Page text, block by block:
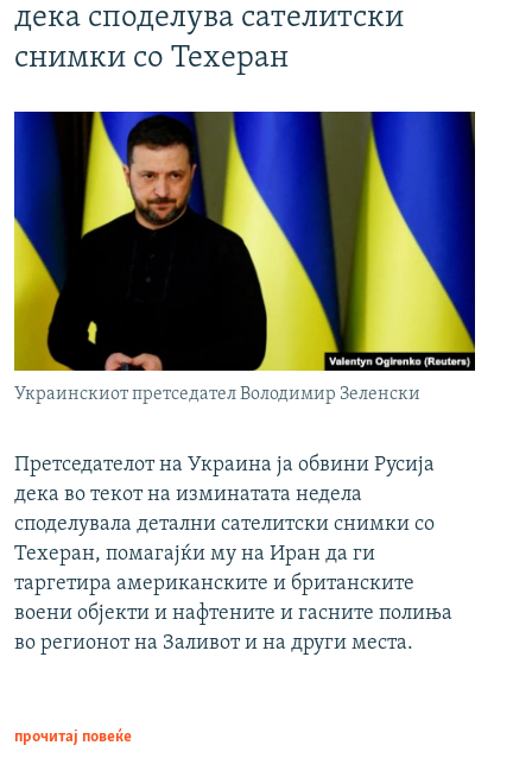
дека споделува сателитски
снимки со Техеран
Украинскиот претседател Володимир Зеленски
Претседателот на Украина ја обвини Русија
дека во текот на изминатата недела
споделувала детални сателитски снимки со
Техеран, помагајќи му на Иран да ги
таргетира американските и британските
воени објекти и нафтените и гасните полиња
во регионот на Заливот и на други места.
прочитај повеќе